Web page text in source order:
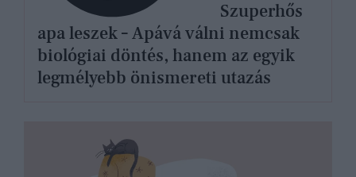
apa leszek – Apává válni nemcsak
biológiai döntés, hanem az egyik
legmélyebb önismereti utazás